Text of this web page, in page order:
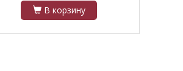
В корзину